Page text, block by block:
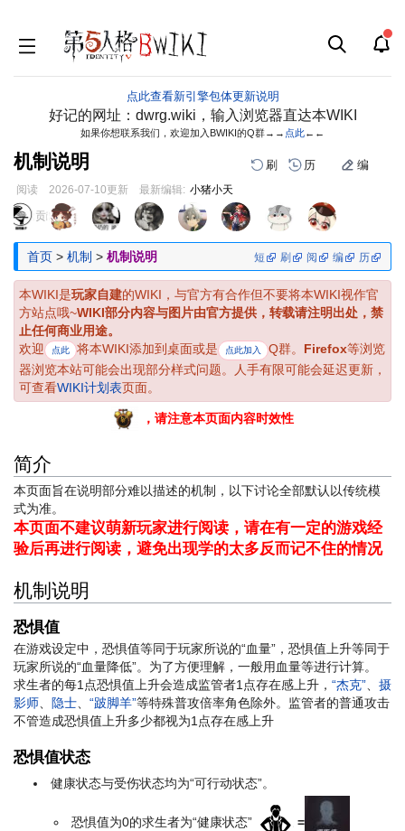
点此查看新引擎包体更新说明
好记的网址：dwrg.wiki，输入浏览器直达本WIKI
如果你想联系我们，欢迎加入BWIKI的Q群→→ 点此←←
机制说明 刷 历 编
阅读 2026-07-10更新 最新编辑: 小猪小天
跳
到
导
跳
到
搜
页面贡献者 :
首页 > 机制 > 机制说明 短 刷 阅 编 历
本WIKI是玩家自建的WIKI，与官方有合作但不要将本WIKI视作官
方站点哦~WIKI部分内容与图片由官方提供，转载请注明出处，禁
止任何商业用途。
欢迎
点此 将本WIKI添加到桌面或是 点此加入 Q群。 Firefox等浏览
器浏览本站可能会出现部分样式问题。人手有限可能会延迟更新，
可查看WIKI计划表页面。
，请注意本页面内容时效性
简介
本页面旨在说明部分难以描述的机制，以下讨论全部默认以传统模
式为准。
本页面不建议萌新玩家进行阅读，请在有一定的游戏经
验后再进行阅读，避免出现学的太多反而记不住的情况
机制说明
恐惧值
在游戏设定中，恐惧值等同于玩家所说的“血量”，恐惧值上升等同于
玩家所说的“血量降低”。为了方便理解，一般用血量等进行计算。
求生者的每1点恐惧值上升会造成监管者1点存在感上升， “杰克”
摄
影师
隐士 “跛脚羊”等特殊普攻倍率角色除外。监管者的普通攻击
不管造成恐惧值上升多少都视为1点存在感上升
恐惧值状态
健康状态与受伤状态均为“可行动状态”。
恐惧值为0的求生者为“健康状态” =